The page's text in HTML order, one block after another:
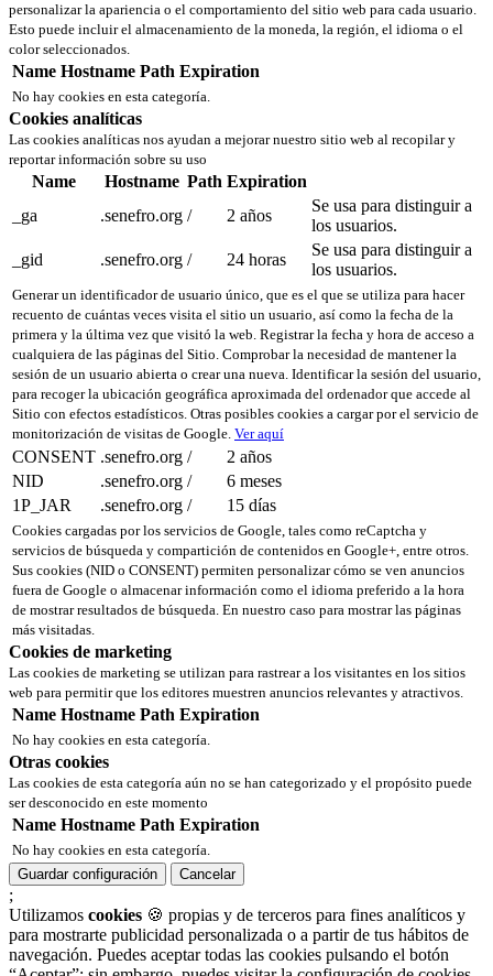
personalizar la apariencia o el comportamiento del sitio web para cada usuario.
Esto puede incluir el almacenamiento de la moneda, la región, el idioma o el
color seleccionados.
Name Hostname Path Expiration
No hay cookies en esta categoría.
Cookies analíticas
Las cookies analíticas nos ayudan a mejorar nuestro sitio web al recopilar y
reportar información sobre su uso
Name Hostname Path Expiration
_ga
.senefro.org / 2 años
Se usa para distinguir a
los usuarios.
_gid
.senefro.org / 24 horas
Se usa para distinguir a
los usuarios.
Generar un identificador de usuario único, que es el que se utiliza para hacer
recuento de cuántas veces visita el sitio un usuario, así como la fecha de la
primera y la última vez que visitó la web. Registrar la fecha y hora de acceso a
cualquiera de las páginas del Sitio. Comprobar la necesidad de mantener la
sesión de un usuario abierta o crear una nueva. Identificar la sesión del usuario,
para recoger la ubicación geográfica aproximada del ordenador que accede al
Sitio con efectos estadísticos. Otras posibles cookies a cargar por el servicio de
monitorización de visitas de Google. Ver aquí
CONSENT .senefro.org /
2 años
NID
.senefro.org /
6 meses
1P_JAR
.senefro.org / 15 días
Cookies cargadas por los servicios de Google, tales como reCaptcha y
servicios de búsqueda y compartición de contenidos en Google+, entre otros.
Sus cookies (NID o CONSENT) permiten personalizar cómo se ven anuncios
fuera de Google o almacenar información como el idioma preferido a la hora
de mostrar resultados de búsqueda. En nuestro caso para mostrar las páginas
más visitadas.
Cookies de marketing
Las cookies de marketing se utilizan para rastrear a los visitantes en los sitios
web para permitir que los editores muestren anuncios relevantes y atractivos.
Name Hostname Path Expiration
No hay cookies en esta categoría.
Otras cookies
Las cookies de esta categoría aún no se han categorizado y el propósito puede
ser desconocido en este momento
Name Hostname Path Expiration
No hay cookies en esta categoría.
Guardar configuración
Cancelar
;
Utilizamos cookies 🍪 propias y de terceros para fines analíticos y
para mostrarte publicidad personalizada o a partir de tus hábitos de
navegación. Puedes aceptar todas las cookies pulsando el botón